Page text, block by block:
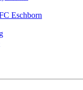
Eschborn